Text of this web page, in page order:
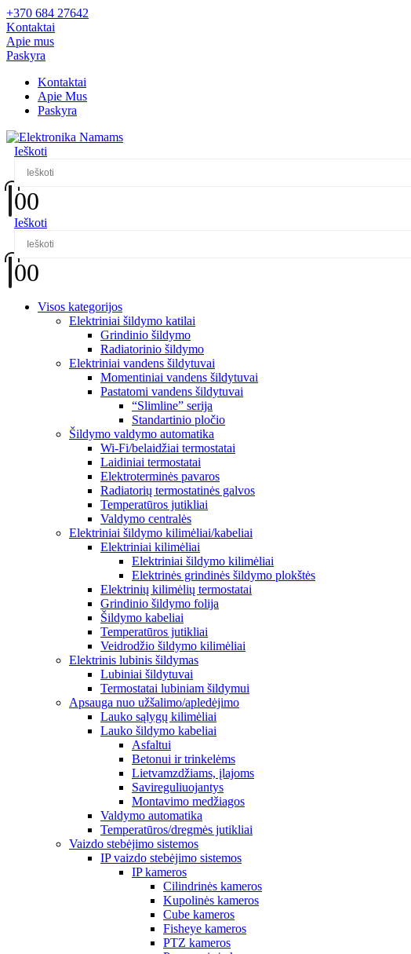
+370 684 27642
Kontaktai
Apie mus
Paskyra
Kontaktai
Apie Mus
Paskyra
Ieškoti
00
Ieškoti
00
Visos kategorijos
Elektriniai šildymo katilai
Grindinio šildymo
Radiatorinio šildymo
Elektriniai vandens šildytuvai
Momentiniai vandens šildytuvai
Pastatomi vandens šildytuvai
“Slimline” serija
Standartinio pločio
Šildymo valdymo automatika
Wi-Fi/belaidžiai termostatai
Laidiniai termostatai
Elektroterminės pavaros
Radiatorių termostatinės galvos
Temperatūros jutikliai
Valdymo centralės
Elektriniai šildymo kilimėliai/kabeliai
Elektriniai kilimėliai
Elektriniai šildymo kilimėliai
Elektrinės grindinės šildymo plokštės
Elektrinių kilimėlių termostatai
Grindinio šildymo folija
Šildymo kabeliai
Temperatūros jutikliai
Veidrodžio šildymo kilimėliai
Elektrinis lubinis šildymas
Lubiniai šildytuvai
Termostatai lubiniam šildymui
Apsauga nuo užšalimo/apledėjimo
Lauko sąlygų kilimėliai
Lauko šildymo kabeliai
Asfaltui
Betonui ir trinkelėms
Lietvamzdžiams, įlajoms
Savireguliuojantys
Montavimo medžiagos
Valdymo automatika
Temperatūros/dregmės jutikliai
Vaizdo stebėjimo sistemos
IP vaizdo stebėjimo sistemos
IP kameros
Cilindrinės kameros
Kupolinės kameros
Cube kameros
Fisheye kameros
PTZ kameros